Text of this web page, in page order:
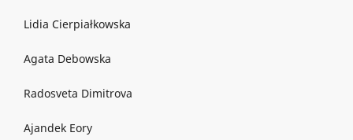
Lidia Cierpiałkowska
Agata Debowska
Radosveta Dimitrova
Ajandek Eory